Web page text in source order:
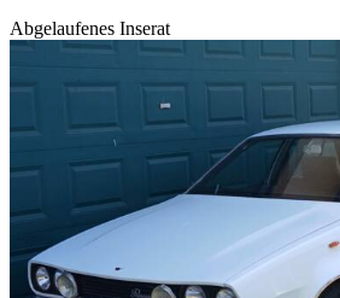
Abgelaufenes Inserat